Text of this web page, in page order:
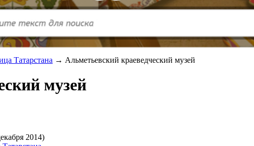
Татарстана → Альметьевский краеведческий музей
музей
2014)